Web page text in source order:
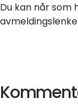
Du kan når som